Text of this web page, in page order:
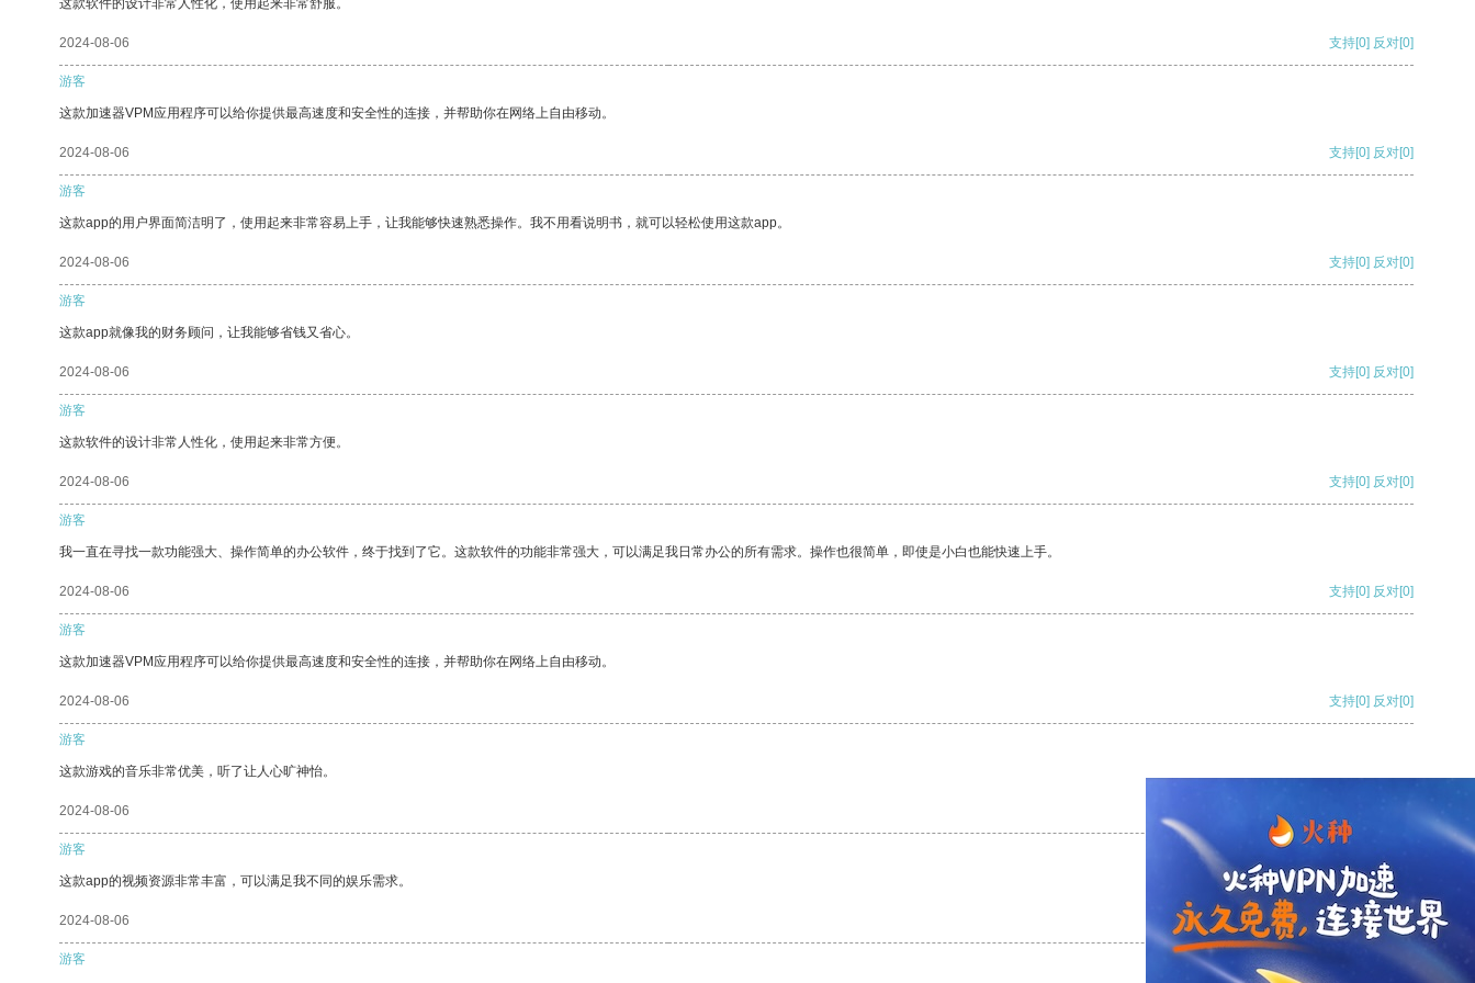
这款软件的设计非常人性化，使用起来非常舒服。
2024-08-06 支持[0] 反对[0]
游客
这款加速器VPM应用程序可以给你提供最高速度和安全性的连接，并帮助你在网络上自由移动。
2024-08-06 支持[0] 反对[0]
游客
这款app的用户界面简洁明了，使用起来非常容易上手，让我能够快速熟悉操作。我不用看说明书，就可以轻松使用这款app。
2024-08-06 支持[0] 反对[0]
游客
这款app就像我的财务顾问，让我能够省钱又省心。
2024-08-06 支持[0] 反对[0]
游客
这款软件的设计非常人性化，使用起来非常方便。
2024-08-06 支持[0] 反对[0]
游客
我一直在寻找一款功能强大、操作简单的办公软件，终于找到了它。这款软件的功能非常强大，可以满足我日常办公的所有需求。操作也很简单，即使是小白也能快速上手。
2024-08-06 支持[0] 反对[0]
游客
这款加速器VPM应用程序可以给你提供最高速度和安全性的连接，并帮助你在网络上自由移动。
2024-08-06 支持[0] 反对[0]
游客
这款游戏的音乐非常优美，听了让人心旷神怡。
2024-08-06
游客
这款app的视频资源非常丰富，可以满足我不同的娱乐需求。
2024-08-06 支持 [0] 反对[0]
游客